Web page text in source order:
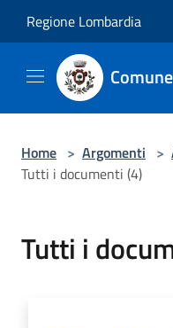
Regione Lombardia
Home > Argomenti >
Tutti i documenti (4)
Tutti i